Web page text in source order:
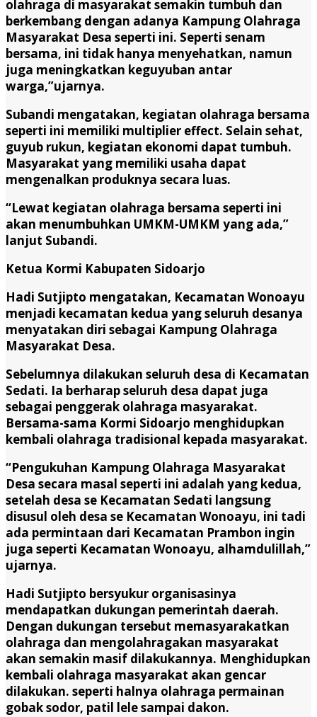
olahraga di masyarakat semakin tumbuh dan
berkembang dengan adanya Kampung Olahraga
Masyarakat Desa seperti ini. Seperti senam
bersama, ini tidak hanya menyehatkan, namun
juga meningkatkan keguyuban antar
warga,”ujarnya.
Subandi mengatakan, kegiatan olahraga bersama
seperti ini memiliki multiplier effect. Selain sehat,
guyub rukun, kegiatan ekonomi dapat tumbuh.
Masyarakat yang memiliki usaha dapat
mengenalkan produknya secara luas.
“Lewat kegiatan olahraga bersama seperti ini
akan menumbuhkan UMKM-UMKM yang ada,”
lanjut Subandi.
Ketua Kormi Kabupaten Sidoarjo
Hadi Sutjipto mengatakan, Kecamatan Wonoayu
menjadi kecamatan kedua yang seluruh desanya
menyatakan diri sebagai Kampung Olahraga
Masyarakat Desa.
Sebelumnya dilakukan seluruh desa di Kecamatan
Sedati. Ia berharap seluruh desa dapat juga
sebagai penggerak olahraga masyarakat.
Bersama-sama Kormi Sidoarjo menghidupkan
kembali olahraga tradisional kepada masyarakat.
“Pengukuhan Kampung Olahraga Masyarakat
Desa secara masal seperti ini adalah yang kedua,
setelah desa se Kecamatan Sedati langsung
disusul oleh desa se Kecamatan Wonoayu, ini tadi
ada permintaan dari Kecamatan Prambon ingin
juga seperti Kecamatan Wonoayu, alhamdulillah,”
ujarnya.
Hadi Sutjipto bersyukur organisasinya
mendapatkan dukungan pemerintah daerah.
Dengan dukungan tersebut memasyarakatkan
olahraga dan mengolahragakan masyarakat
akan semakin masif dilakukannya. Menghidupkan
kembali olahraga masyarakat akan gencar
dilakukan. seperti halnya olahraga permainan
gobak sodor, patil lele sampai dakon.